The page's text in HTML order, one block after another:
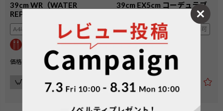
39cm WR（WATER
REPELLENT）
A4収納可 フロントにA4収納可
価格 25,300 税込
カートに入れる
39cm EX5cm コーデュラブ
A4収納可 フロントにA4収納可
価格 ¥ 25,300 税込
カートに入れる